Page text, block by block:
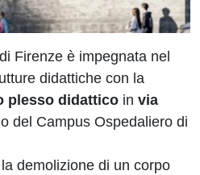
Firenze è impegnata nel
didattiche con la
plesso didattico in via
del Campus Ospedaliero di
demolizione di un corpo